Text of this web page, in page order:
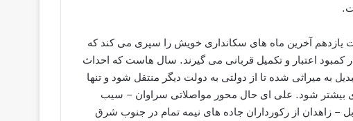
یازدهم آخرین ماه های سکانداری خویش را سپری می کند که
کمبود اعتبار و تکمیل قربانی می گیرند. سال هاست که احداث
به میراثی شده تا از دولتی به دولت دیگر منتقل شود و تنها
بیشتر شود. علی ای حال محور مواصلاتی سراوان – سیب
– زاهدان از رکورداران جاده های نیمه تمام در جنوب شرق